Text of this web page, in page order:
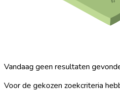
Vandaag geen resultaten
Voor de gekozen zoekcriteria